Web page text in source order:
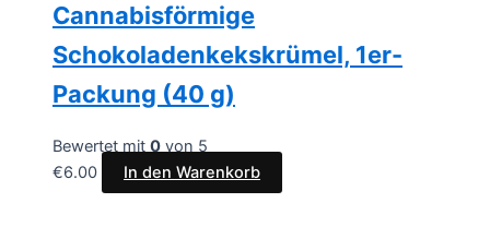
Cannabisförmige
Schokoladenkekskrümel, 1er-
Packung (40 g)
Bewertet mit 0 von 5
€6.00 In den Warenkorb